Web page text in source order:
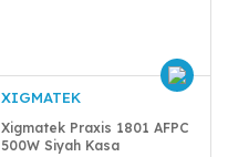
XIGMATEK
Xigmatek Praxis 1801 AFPC
500W Siyah Kasa